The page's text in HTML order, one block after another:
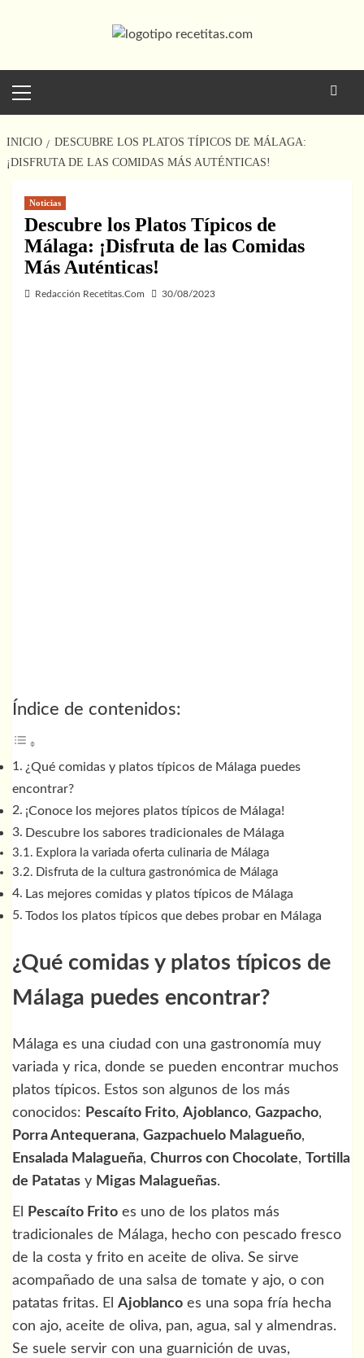
principal
INICIO
DESCUBRE LOS PLATOS TÍPICOS DE MÁLAGA:
¡DISFRUTA DE LAS COMIDAS MÁS AUTÉNTICAS!
Noticias
Descubre los Platos Típicos de
Málaga: ¡Disfruta de las Comidas
Más Auténticas!
Redacción Recetitas.Com 30/08/2023
Índice de contenidos:
¿Qué comidas y platos típicos de Málaga puedes
encontrar?
¡Conoce los mejores platos típicos de Málaga!
Descubre los sabores tradicionales de Málaga
Explora la variada oferta culinaria de Málaga
Disfruta de la cultura gastronómica de Málaga
Las mejores comidas y platos típicos de Málaga
Todos los platos típicos que debes probar en Málaga
¿Qué comidas y platos típicos de
Málaga puedes encontrar?
Málaga es una ciudad con una gastronomía muy
variada y rica, donde se pueden encontrar muchos
platos típicos. Estos son algunos de los más
conocidos: Pescaíto Frito, Ajoblanco, Gazpacho,
Porra Antequerana, Gazpachuelo Malagueño,
Ensalada Malagueña, Churros con Chocolate, Tortilla
de Patatas y Migas Malagueñas.
El Pescaíto Frito es uno de los platos más
tradicionales de Málaga, hecho con pescado fresco
de la costa y frito en aceite de oliva. Se sirve
acompañado de una salsa de tomate y ajo, o con
patatas fritas. El Ajoblanco es una sopa fría hecha
con ajo, aceite de oliva, pan, agua, sal y almendras.
Se suele servir con una guarnición de uvas,